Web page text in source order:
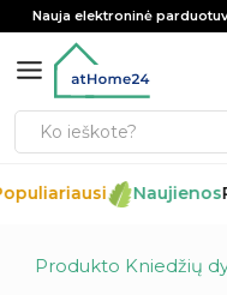
Nauja elektroninė
Naujienos
Produkto Kniedžių